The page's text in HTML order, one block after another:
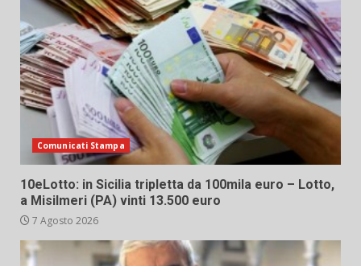
Comunicati Stampa
10eLotto: in Sicilia tripletta da 100mila euro – Lotto,
a Misilmeri (PA) vinti 13.500 euro
7 Agosto 2026